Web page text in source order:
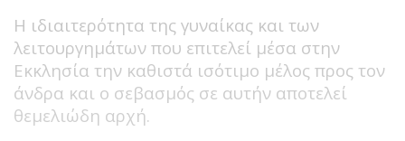
Η ιδιαιτερότητα της γυναίκας και των
λειτουργημάτων που επιτελεί μέσα στην
Εκκλησία την καθιστά ισότιμο μέλος προς τον
άνδρα και ο σεβασμός σε αυτήν αποτελεί
θεμελιώδη αρχή.